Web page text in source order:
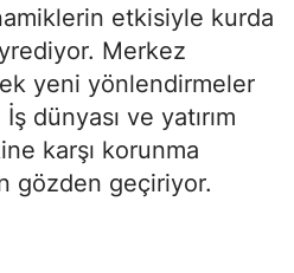
etkisiyle kurda
Merkez
yeni yönlendirmeler
dünyası ve yatırım
karşı korunma
gözden geçiriyor.